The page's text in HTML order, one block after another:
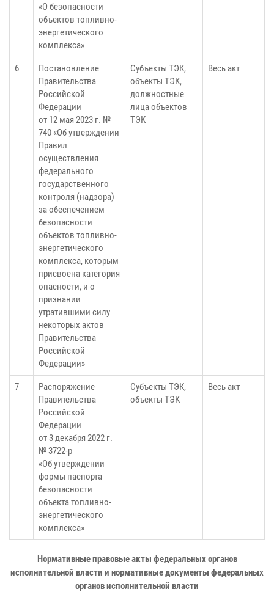
«О безопасности
объектов топливно-
энергетического
комплекса»
6
Постановление
Правительства
Российской
Федерации
от 12 мая 2023 г. №
740 «Об утверждении
Правил
осуществления
федерального
государственного
контроля (надзора)
за обеспечением
безопасности
объектов топливно-
энергетического
комплекса, которым
присвоена категория
опасности, и о
признании
утратившими силу
некоторых актов
Правительства
Российской
Федерации»
Субъекты ТЭК,
объекты ТЭК,
должностные
лица объектов
ТЭК
Весь акт
7
Распоряжение
Правительства
Российской
Федерации
от 3 декабря 2022 г.
№ 3722-р
«Об утверждении
формы паспорта
безопасности
объекта топливно-
энергетического
комплекса»
Субъекты ТЭК,
объекты ТЭК
Весь акт
Нормативные правовые акты федеральных органов
исполнительной власти и нормативные документы федеральных
органов исполнительной власти